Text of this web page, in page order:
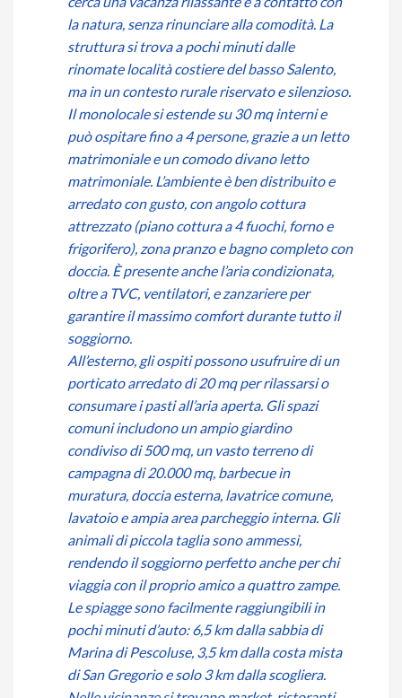
la natura, senza rinunciare alla comodità. La
struttura si trova a pochi minuti dalle
rinomate località costiere del basso Salento,
ma in un contesto rurale riservato e silenzioso.
Il monolocale si estende su 30 mq interni e
può ospitare fino a 4 persone, grazie a un letto
matrimoniale e un comodo divano letto
matrimoniale. L’ambiente è ben distribuito e
arredato con gusto, con angolo cottura
attrezzato (piano cottura a 4 fuochi, forno e
frigorifero), zona pranzo e bagno completo con
doccia. È presente anche l’aria condizionata,
oltre a TVC, ventilatori, e zanzariere per
garantire il massimo comfort durante tutto il
soggiorno.
All’esterno, gli ospiti possono usufruire di un
porticato arredato di 20 mq per rilassarsi o
consumare i pasti all’aria aperta. Gli spazi
comuni includono un ampio giardino
condiviso di 500 mq, un vasto terreno di
campagna di 20.000 mq, barbecue in
muratura, doccia esterna, lavatrice comune,
lavatoio e ampia area parcheggio interna. Gli
animali di piccola taglia sono ammessi,
rendendo il soggiorno perfetto anche per chi
viaggia con il proprio amico a quattro zampe.
Le spiagge sono facilmente raggiungibili in
pochi minuti d’auto: 6,5 km dalla sabbia di
Marina di Pescoluse, 3,5 km dalla costa mista
di San Gregorio e solo 3 km dalla scogliera.